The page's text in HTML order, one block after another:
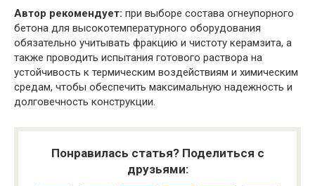
Автор рекомендует: при выборе состава огнеупорного
бетона для высокотемпературного оборудования
обязательно учитывать фракцию и чистоту керамзита, а
также проводить испытания готового раствора на
устойчивость к термическим воздействиям и химическим
средам, чтобы обеспечить максимальную надежность и
долговечность конструкции.
Понравилась статья? Поделиться с
друзьями: